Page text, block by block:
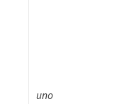
uno